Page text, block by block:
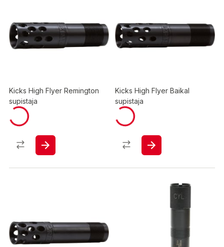
Kicks High Flyer Remington
supistaja
Kicks High Flyer Baikal
supistaja